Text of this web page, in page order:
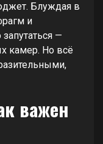
Блуждая в
и
—
камер. Но всё
важен